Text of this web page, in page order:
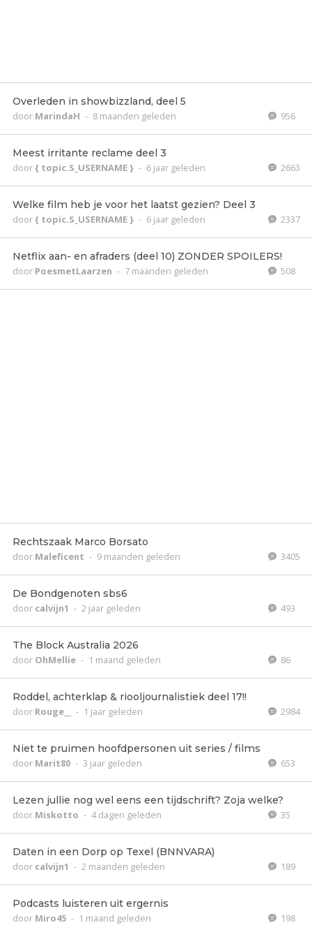
Overleden in showbizzland, deel 5
door MarindaH - 8 maanden geleden 956
Meest irritante reclame deel 3
door{ topic.S_USERNAME } - 6 jaar geleden 2663
Welke film heb je voor het laatst gezien? Deel 3
door{ topic.S_USERNAME } - 6 jaar geleden 2337
Netflix aan- en afraders (deel 10) ZONDER SPOILERS!
door PoesmetLaarzen - 7 maanden geleden 508
Rechtszaak Marco Borsato
door Maleficent - 9 maanden geleden 3405
De Bondgenoten sbs6
door calvijn1 - 2 jaar geleden 493
The Block Australia 2026
door OhMellie - 1 maand geleden 86
Roddel, achterklap & riooljournalistiek deel 17!!
door Rouge__ - 1 jaar geleden 2984
Niet te pruimen hoofdpersonen uit series / films
door Marit80 - 3 jaar geleden 653
Lezen jullie nog wel eens een tijdschrift? Zoja welke?
door Miskotto - 4 dagen geleden 35
Daten in een Dorp op Texel (BNNVARA)
door calvijn1 - 2 maanden geleden 189
Podcasts luisteren uit ergernis
door Miro45 - 1 maand geleden 198